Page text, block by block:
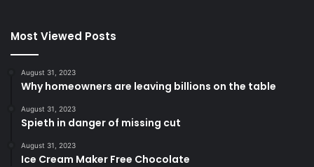
Most Viewed Posts
August 31, 2023
Why homeowners are leaving billions on the table
August 31, 2023
Spieth in danger of missing cut
August 31, 2023
Ice Cream Maker Free Chocolate